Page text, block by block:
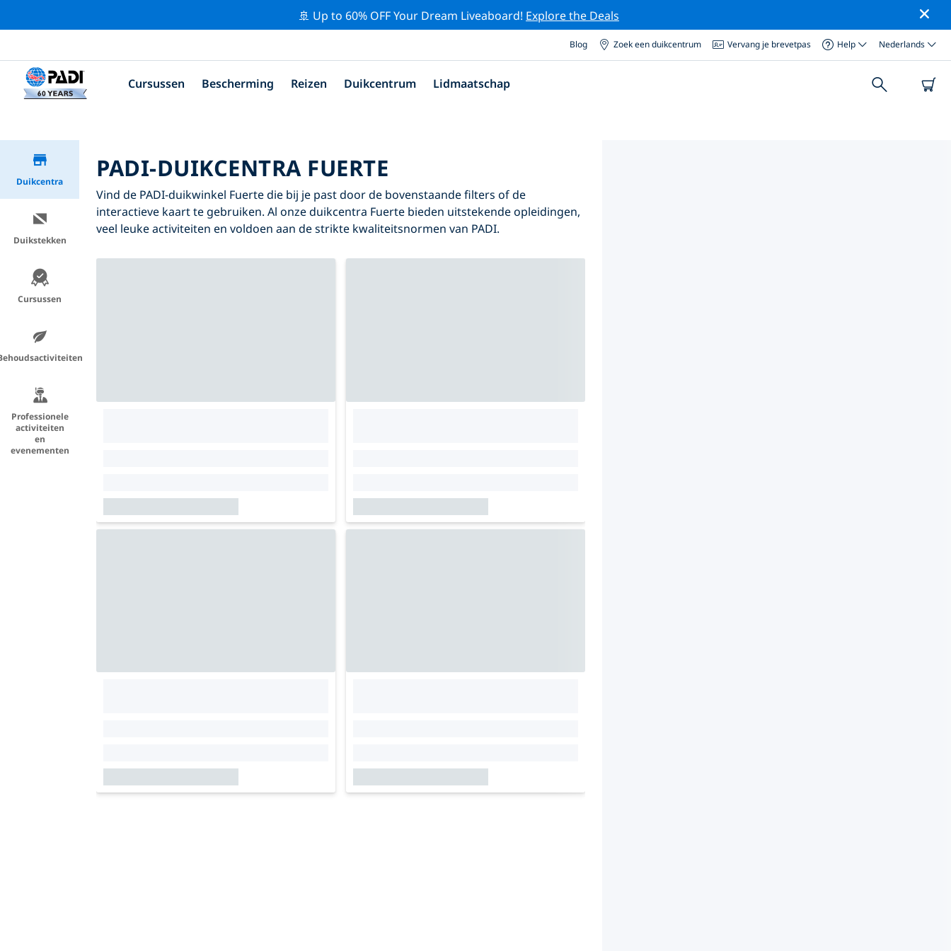
🚢 Up to 60% OFF Your Dream Liveaboard! Explore the Deals
Blog Zoek een duikcentrum Vervang je brevetpas Help Nederlands
Cursussen Bescherming Reizen Duikcentrum Lidmaatschap
Duikcentra
Duikstekken
Cursussen
Professionele
activiteiten
en
evenementen
PADI-DUIKCENTRA FUERTE
Vind de PADI-duikwinkel Fuerte die bij je past door de bovenstaande filters of de
interactieve kaart te gebruiken. Al onze duikcentra Fuerte bieden uitstekende opleidingen,
veel leuke activiteiten en voldoen aan de strikte kwaliteitsnormen van PADI.